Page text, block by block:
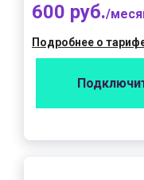
600 руб./
Подробнее о